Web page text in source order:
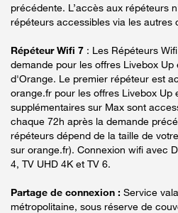
précédente. L’accès aux répéteurs
répéteurs accessibles via les autres
Répéteur Wifi 7 : Les Répéteurs
demande pour les offres Livebox
d'Orange. Le premier répéteur est
orange.fr pour les offres Livebox Up
supplémentaires sur Max sont
chaque 72h après la demande
répéteurs dépend de la taille de
sur orange.fr). Connexion wifi avec
4, TV UHD 4K et TV 6.
Partage de connexion : Service
métropolitaine, sous réserve de